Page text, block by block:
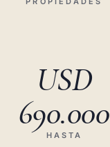
USD
690.000
HASTA